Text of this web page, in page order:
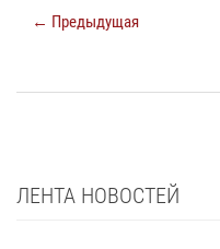
← Предыдущая
ЛЕНТА НОВОСТЕЙ